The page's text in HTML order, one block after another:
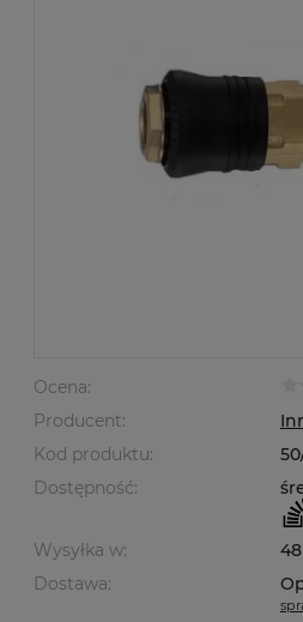
Ocena:
Producent:
Kod produktu:
Dostępność:
Wysyłka w:
Dostawa:
Cena nie zawiera